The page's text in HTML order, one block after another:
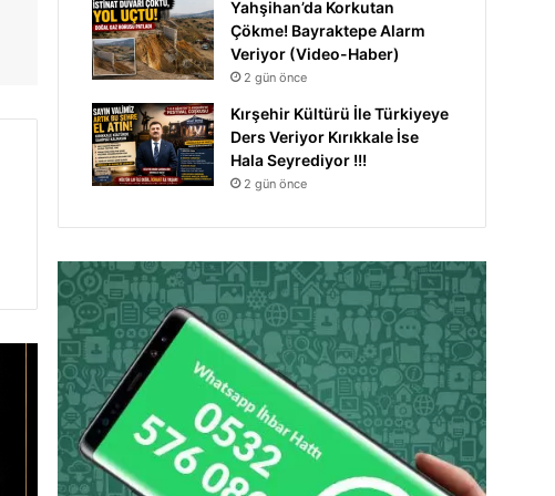
Keskin
Yahşihan’da Korkutan
Çökme! Bayraktepe Alarm
Veriyor (Video-Haber)
2 gün önce
Kırşehir Kültürü İle Türkiyeye
Ders Veriyor Kırıkkale İse
Hala Seyrediyor !!!
2 gün önce